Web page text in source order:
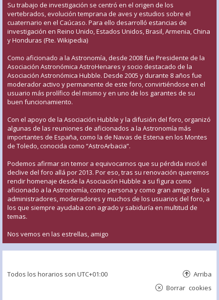
Su trabajo de investigación se centró en el origen de los
vertebrados, evolución temprana de aves y estudios sobre el
cuaternario en el Caúcaso. Para ello desarrolló estancias de
investigación en Reino Unido, Estados Unidos, Brasil, Armenia, China
y Honduras (Fte. Wikipedia)
Como aficionado a la Astronomía, desde 2008 fue Presidente de la
Asociación Astronómica AstroHenares y socio destacado de la
Asociación Astronómica Hubble. Desde 2005 y durante 8 años fue
moderador activo y permanente de este foro, convirtiéndose en el
usuario más prolífico del mismo y en uno de los garantes de su
buen funcionamiento.
Con el apoyo de la Asociación Hubble y la difusión del foro, organizó
algunas de las reuniones de aficionados a la Astronomía más
importantes de España, como la de Navas de Estena en los Montes
de Toledo, conocida como “AstroArbacia”.
Podemos afirmar sin temor a equivocarnos que su pérdida inició el
declive del foro allá por 2013. Por eso, tras su renovación queremos
rendir homenaje desde la Asociación Hubble a su figura como
aficionado a la Astronomía, como persona y como gran amigo de los
administradores, moderadores y muchos de los usuarios del foro, a
los que siempre ayudaba con agrado y sabiduría en multitud de
temas.
Nos vemos en las estrellas, amigo
Todos los horarios son UTC+01:00 Arriba
Borrar cookies